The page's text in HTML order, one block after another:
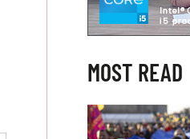
MOST READ